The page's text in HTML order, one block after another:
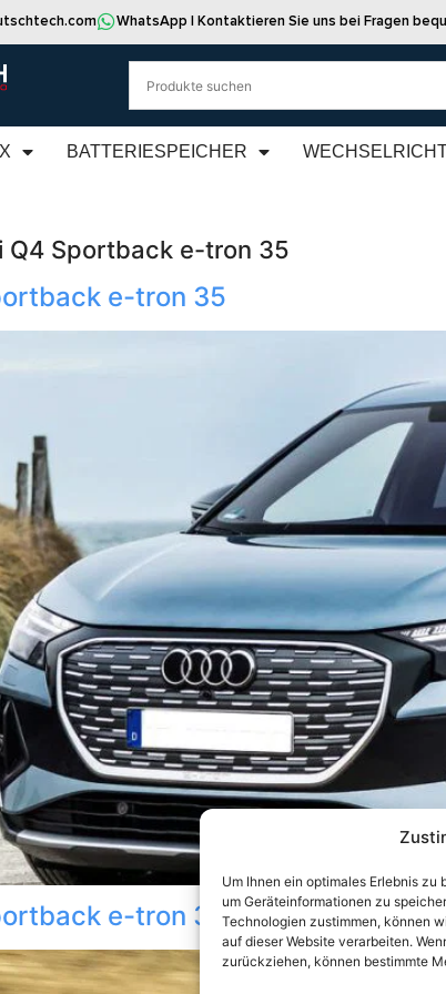
Um Ihnen ein optimales Erlebnis
um Geräteinformationen zu
Technologien zustimmen, können
auf dieser Website verarbeiten.
zurückziehen, können bestimmte
WhatsApp | Kontaktieren Sie uns bei Fragen
BATTERIESPEICHER
Q4 Sportback e-tron 35
e-tron 35
e-tron 35